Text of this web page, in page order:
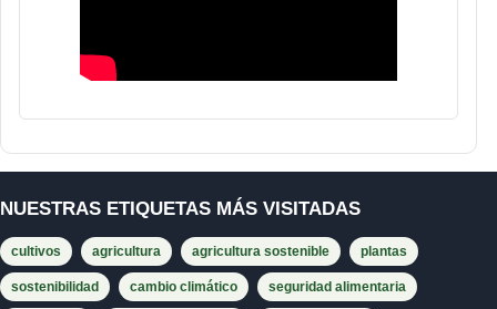
NUESTRAS ETIQUETAS MÁS VISITADAS
cultivos agricultura agricultura sostenible plantas
sostenibilidad cambio climático seguridad alimentaria